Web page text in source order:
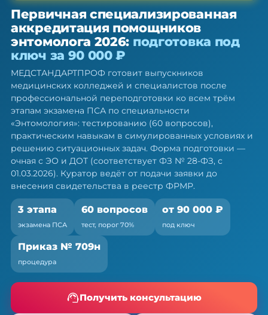
СПО · первичная специализированная аккредитация
Первичная специализированная
аккредитация помощников
энтомолога — подготовка под
ключ
Готовим ко всем трём этапам экзамена ПСА: тест,
симуляция, ситуационные задачи
Первичная специализированная
аккредитация помощников
энтомолога 2026: подготовка под
ключ за 90 000 ₽
МЕДСТАНДАРТПРОФ готовит выпускников
медицинских колледжей и специалистов после
профессиональной переподготовки ко всем трём
этапам экзамена ПСА по специальности
«Энтомология»: тестированию (60 вопросов),
практическим навыкам в симулированных условиях и
решению ситуационных задач. Форма подготовки —
очная с ЭО и ДОТ (соответствует ФЗ № 28-ФЗ, с
01.03.2026). Куратор ведёт от подачи заявки до
внесения свидетельства в реестр ФРМР.
3 этапа
экзамена ПСА
60 вопросов
тест, порог 70%
от 90 000 ₽
под ключ
Приказ № 709н
процедура
Получить консультацию